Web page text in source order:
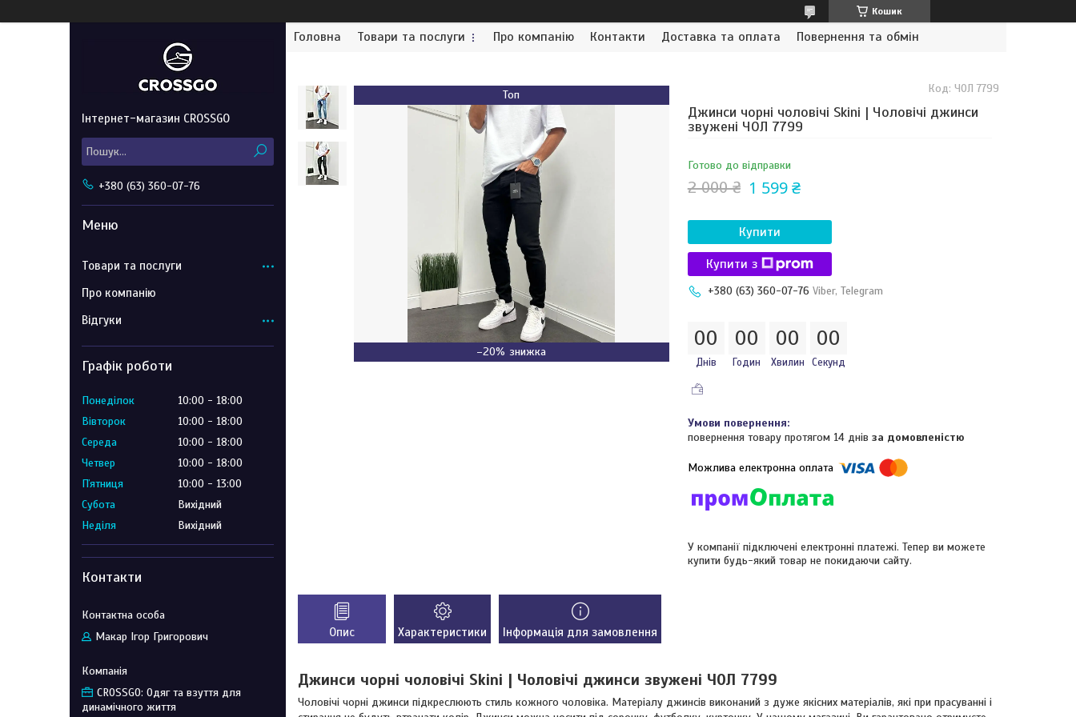
Кошик
Головна Товари та послуги Про компанію Контакти Доставка та оплата Повернення та обмін
Топ
–20%
Джинси чорні чоловічі Skini | Чоловічі джинси
звужені ЧОЛ 7799
Готово до відправки
Код:ЧОЛ 7799
2 000 ₴ 1 599 ₴
Купити
Купити з
+380 (63) 360-07-76 Viber, Telegram
00
Днів
00
Годин
00
Хвилин
00
Секунд
повернення товару протягом 14 днів за домовленістю
У компанії підключені електронні платежі. Тепер ви можете
купити будь-який товар не покидаючи сайту.
Опис Характеристики Інформація для замовлення
Джинси чорні чоловічі Skini | Чоловічі джинси звужені ЧОЛ 7799
Чоловічі чорні джинси підкреслюють стиль кожного чоловіка. Матеріалу джинсів виконаний з дуже якісних матеріалів, які при прасуванні і
Інтернет-магазин CROSSGO
+380 (63) 360-07-76
Товари та послуги
Про компанію
Відгуки
Графік роботи
Понеділок 10:00
18:00
Вівторок
10:00
18:00
Середа
10:00
18:00
Четвер
10:00
18:00
Пʼятниця
10:00
13:00
Субота
Вихідний
Неділя
Вихідний
Контакти
Макар Ігор Григорович
CROSSGO: Одяг та взуття для
динамічного життя